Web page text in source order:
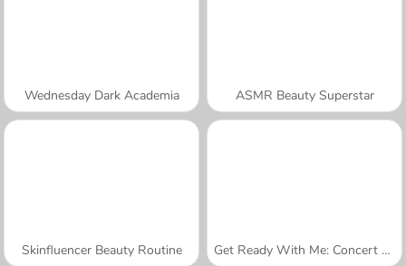
Wednesday Dark Academia ASMR Beauty Superstar
Skinfluencer Beauty Routine Get Ready With Me: Concert Day